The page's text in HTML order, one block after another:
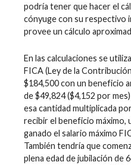
podría tener que hacer el
cónyuge con su respectivo
provee un cálculo
En las calculaciones se
FICA (Ley de la
$184,500 con un beneficio
de $49,824 ($4,152 por
esa cantidad multiplicada
recibir el beneficio máximo,
ganado el salario máximo
También tendría que
plena edad de jubilación de